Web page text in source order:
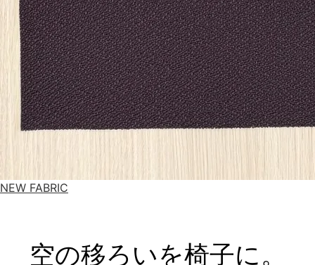
NEW FABRIC
空の移ろいを椅子に。